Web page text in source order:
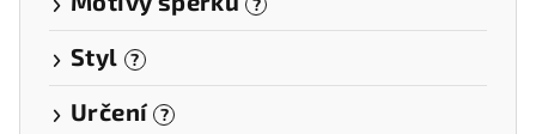
?
Styl ?
Určení ?